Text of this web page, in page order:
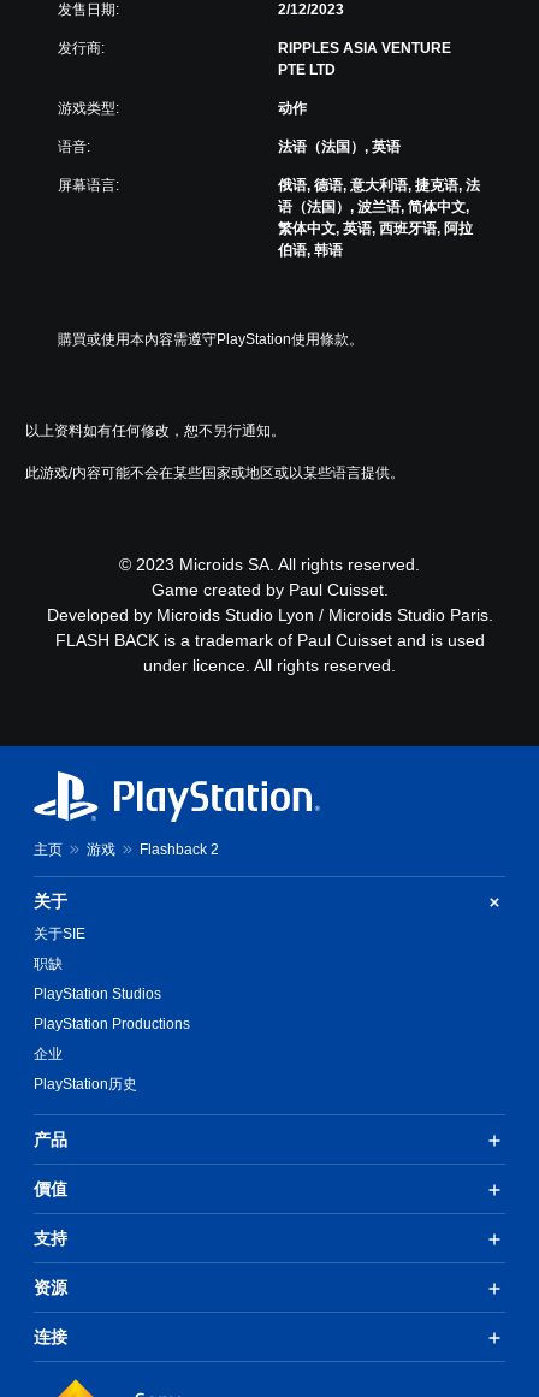
发售日期: 2/12/2023
发行商:
RIPPLES ASIA VENTURE
PTE LTD
游戏类型: 动作
语音: 法语（法国）, 英语
屏幕语言:
俄语, 德语, 意大利语, 捷克语, 法
语（法国）, 波兰语, 简体中文,
繁体中文, 英语, 西班牙语, 阿拉
伯语, 韩语
購買或使用本內容需遵守PlayStation使用條款。
以上资料如有任何修改，恕不另行通知。
此游戏/内容可能不会在某些国家或地区或以某些语言提供。
© 2023 Microids SA. All rights reserved.
Game created by Paul Cuisset.
Developed by Microids Studio Lyon / Microids Studio Paris.
FLASH BACK is a trademark of Paul Cuisset and is used
under licence. All rights reserved.
主页 游戏 Flashback 2
关于
关于SIE
职缺
PlayStation Studios
PlayStation Productions
企业
PlayStation历史
产品
價值
支持
资源
连接